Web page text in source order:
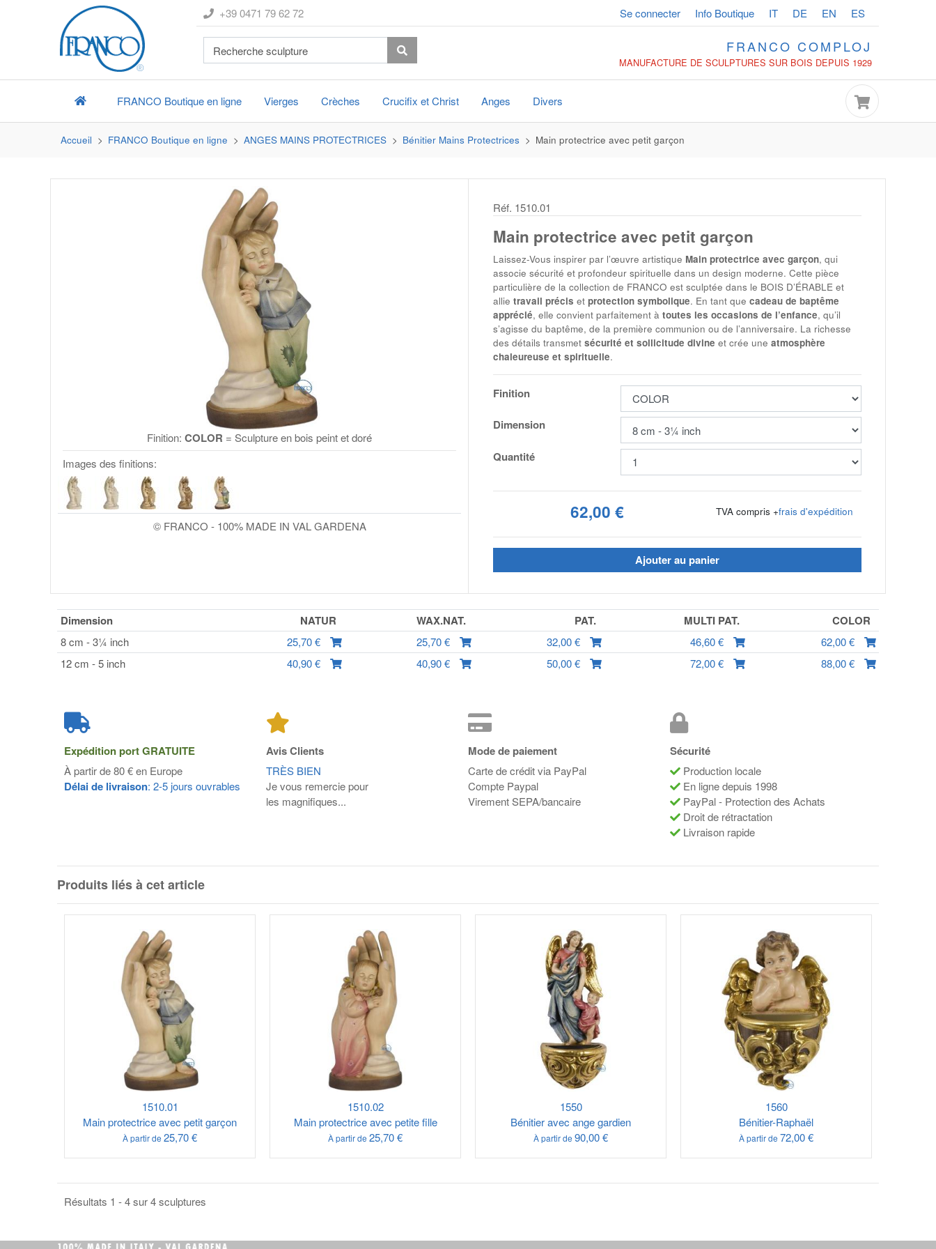
+39 0471 79 62 72 Se connecter Info Boutique IT DE EN ES
FRANCO COMPLOJ
MANUFACTURE DE SCULPTURES SUR BOIS DEPUIS 1929
FRANCO Boutique en ligne Vierges Crèches Crucifix et Christ Anges Divers
Accueil FRANCO Boutique en ligne ANGES MAINS PROTECTRICES Bénitier Mains Protectrices Main protectrice avec petit garçon
Finition: COLOR = Sculpture en bois peint et doré
Images des finitions:
© FRANCO - 100% MADE IN VAL GARDENA
Réf. 1510.01
Main protectrice avec petit garçon
Laissez-Vous inspirer par l’œuvre artistique Main protectrice avec garçon, qui
associe sécurité et profondeur spirituelle dans un design moderne. Cette pièce
particulière de la collection de FRANCO est sculptée dans le BOIS D’ÉRABLE et
allie travail précis et protection symbolique. En tant que cadeau de baptême
apprécié, elle convient parfaitement à toutes les occasions de l’enfance, qu’il
s’agisse du baptême, de la première communion ou de l’anniversaire. La richesse
des détails transmet sécurité et sollicitude divine et crée une atmosphère
chaleureuse et spirituelle.
Finition
Dimension
Quantité
62,00 € TVA compris +frais d'expédition
Ajouter au panier
Dimension NATUR WAX.NAT. PAT. MULTI PAT. COLOR
8 cm - 3¼ inch 25,70 € 25,70 € 32,00 € 46,60 €
62,00 €
12 cm - 5 inch
40,90 € 40,90 € 50,00 € 72,00 € 88,00 €
Expédition portGRATUITE
À partir de 80 € en Europe
Délai de livraison: 2-5 jours ouvrables
Avis Clients
TRÈS BIEN
Je vous remercie pour
les magnifiques...
Mode de paiement
Carte de crédit via PayPal
Compte Paypal
Virement SEPA/bancaire
Sécurité
Production locale
En ligne depuis 1998
PayPal - Protection des Achats
Droit de rétractation
Livraison rapide
Produits liés à cet article
1510.01
Main protectrice avec petit garçon
À partir de 25,70 €
1510.02
Main protectrice avec petite fille
À partir de 25,70 €
1550
Bénitier avec ange gardien
À partir de 90,00 €
1560
Bénitier-Raphaël
À partir de 72,00 €
Résultats 1 - 4 sur 4 sculptures